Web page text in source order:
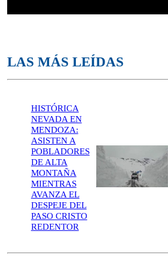
LAS MÁS LEÍDAS
HISTÓRICA
NEVADA EN
MENDOZA:
ASISTEN A
POBLADORES
DE ALTA
MONTAÑA
MIENTRAS
AVANZA EL
DESPEJE DEL
PASO CRISTO
REDENTOR